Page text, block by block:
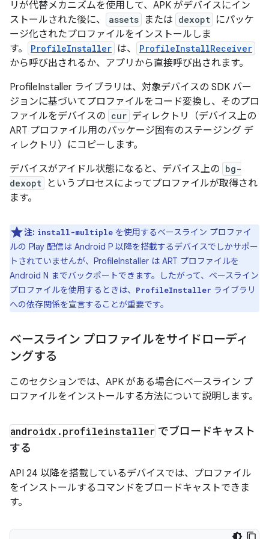
リが代替メカニズムを使用して、APK がデバイスにイン
ストールされた後に、
assets または dexopt にパッケ
ージ化されたプロファイルをインストール しま
す。
ProfileInstaller は、 ProfileInstallReceiver
から呼び出されるか、アプリから直接呼び出されます。
ProfileInstaller ライブラリは、対象デバイスの SDK バー
ジョンに基づいてプロファイルをコード変換し、そのプロ
ファイルをデバイスの cur ディレクトリ（デバイス上の
ART プロファイル用のパッケージ固有のステージング デ
ィレクトリ）にコピーします。
デバイスがアイドル状態になると、デバイス上の bg-
dexopt
というプロセスによってプロファイルが取得され
ます。
注: install-multiple を使用するベースライン プロファイ
ルの Play 配信は Android P 以降を搭載するデバイスでしかサポー
トされていませんが、ProfileInstaller は ART プロファイルを
Android N までバックポートできます。したがって、ベースライン
プロファイルを使用するときは、
ProfileInstaller ライブラリ
への依存関係を宣言することが重要です。
ベースライン プロファイルをサイドローディ
ングする
このセクションでは、APK がある場合にベースライン プ
ロファイルをインストールする方法について説明します。
androidx .profileinstaller でブロードキャスト
する
API 24 以降を搭載しているデバイスでは、プロファイル
をインストールするコマンドをブロードキャストできま
す。